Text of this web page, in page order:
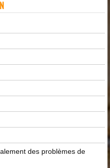
des problèmes de